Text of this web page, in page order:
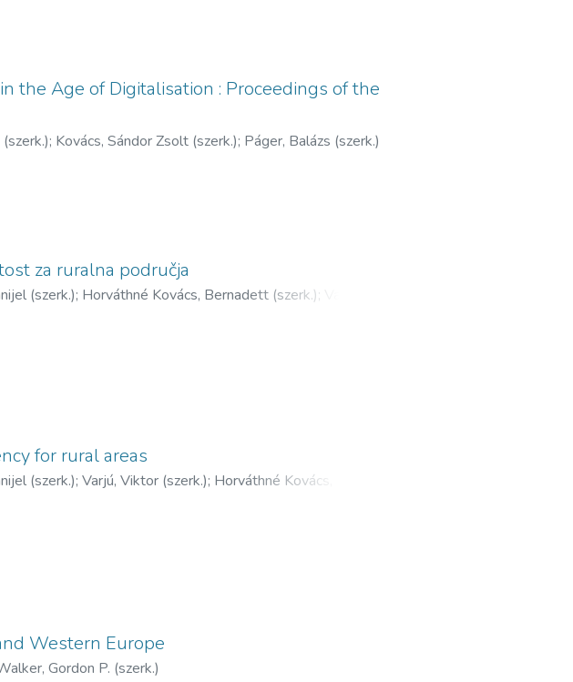
the Age of Digitalisation : Proceedings of the
; Kovács, Sándor Zsolt (szerk.); Páger, Balázs (szerk.)
za ruralna područja
(szerk.); Horváthné Kovács, Bernadett (szerk.);
for rural areas
(szerk.); Varjú, Viktor (szerk.); Horváthné Kovács,
Western Europe
Gordon P. (szerk.)